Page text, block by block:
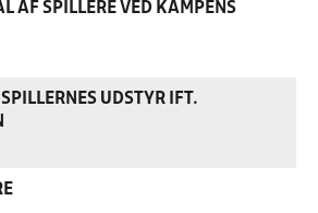
AF SPILLERE VED KAMPENS
UDSTYR IFT.